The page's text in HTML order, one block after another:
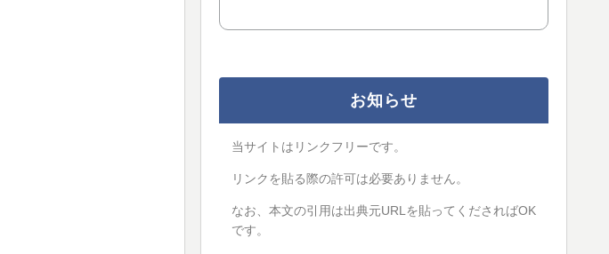
お知らせ
当サイトはリンクフリーです。
リンクを貼る際の許可は必要ありません。
なお、本文の引用は出典元URLを貼ってくださればOK
です。